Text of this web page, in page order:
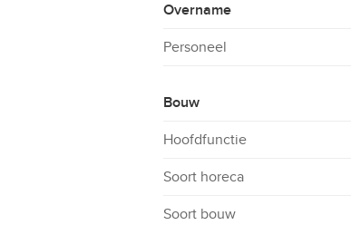
Overname
Personeel
Bouw
Hoofdfunctie
Soort horeca
Soort bouw